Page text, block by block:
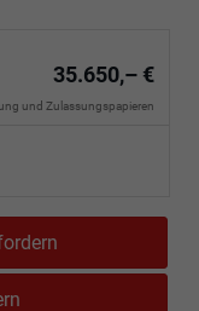
35.650,– €
und Zulassungspapieren